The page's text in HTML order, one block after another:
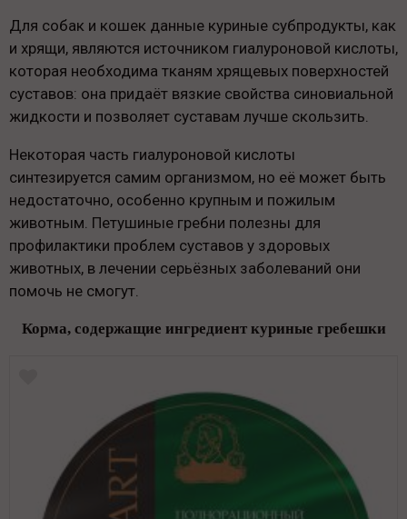
Для собак и кошек данные куриные субпродукты, как
и хрящи, являются источником гиалуроновой кислоты,
которая необходима тканям хрящевых поверхностей
суставов: она придаёт вязкие свойства синовиальной
жидкости и позволяет суставам лучше скользить.
Некоторая часть гиалуроновой кислоты
синтезируется самим организмом, но её может быть
недостаточно, особенно крупным и пожилым
животным. Петушиные гребни полезны для
профилактики проблем суставов у здоровых
животных, в лечении серьёзных заболеваний они
помочь не смогут.
Корма, содержащие ингредиент куриные гребешки